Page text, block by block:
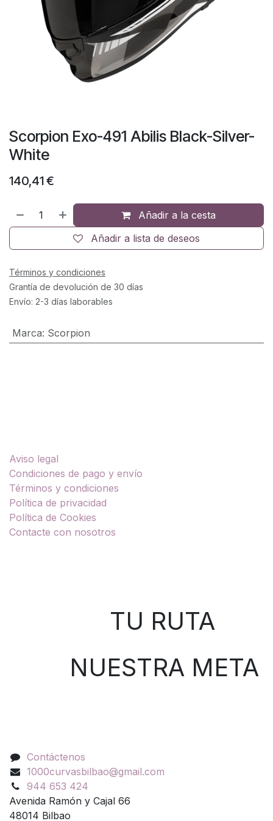
Scorpion Exo-491 Abilis Black-Silver-
White
140,41€
Añadir a la cesta
Añadir a lista de deseos
Términos y condiciones
Grantía de devolución de 30 días
Envío: 2-3 días laborables
Marca: Scorpion
Aviso legal
Condiciones de pago y envío
Términos y condiciones
Política de privacidad
Política de Cookies
Contacte con nosotros
TU RUTA
NUESTRA META
Contáctenos
1000curvasbilbao@gmail.com
944 653 424
Avenida Ramón y Cajal 66
48014 Bilbao